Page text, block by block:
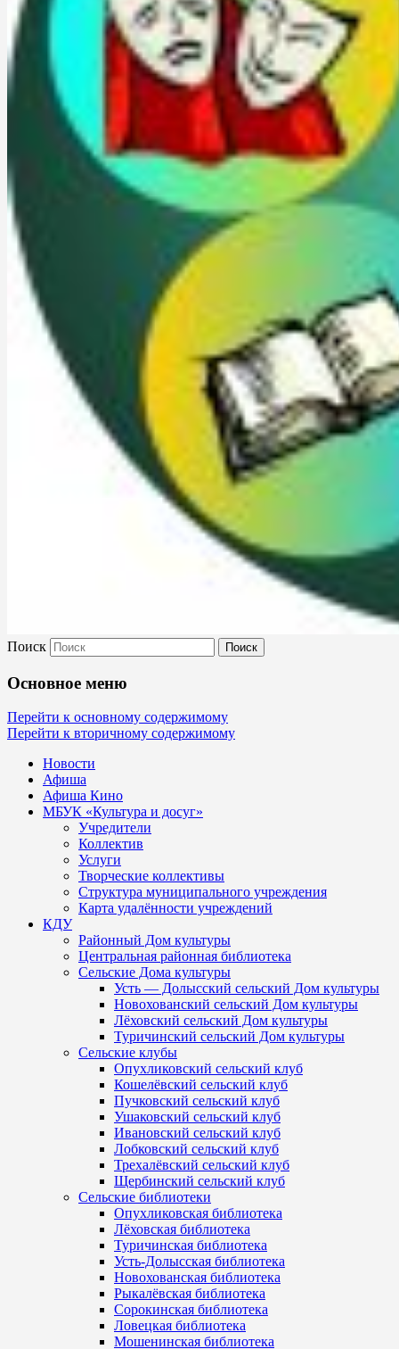
Культура Невель
МБУК Невельского района "Культура
и досуг"
Поиск
Основное меню
Перейти к основному содержимому
Перейти к вторичному содержимому
Новости
Афиша
Афиша Кино
МБУК «Культура и досуг»
Учредители
Коллектив
Услуги
Творческие коллективы
Структура муниципального учреждения
Карта удалённости учреждений
КДУ
Районный Дом культуры
Центральная районная библиотека
Сельские Дома культуры
Усть — Долысский сельский Дом культуры
Новохованский сельский Дом культуры
Лёховский сельский Дом культуры
Туричинский сельский Дом культуры
Сельские клубы
Опухликовский сельский клуб
Кошелёвский сельский клуб
Пучковский сельский клуб
Ушаковский сельский клуб
Ивановский сельский клуб
Лобковский сельский клуб
Трехалёвский сельский клуб
Щербинский сельский клуб
Сельские библиотеки
Опухликовская библиотека
Лёховская библиотека
Туричинская библиотека
Усть-Долысская библиотека
Новохованская библиотека
Рыкалёвская библиотека
Сорокинская библиотека
Ловецкая библиотека
Мошенинская библиотека